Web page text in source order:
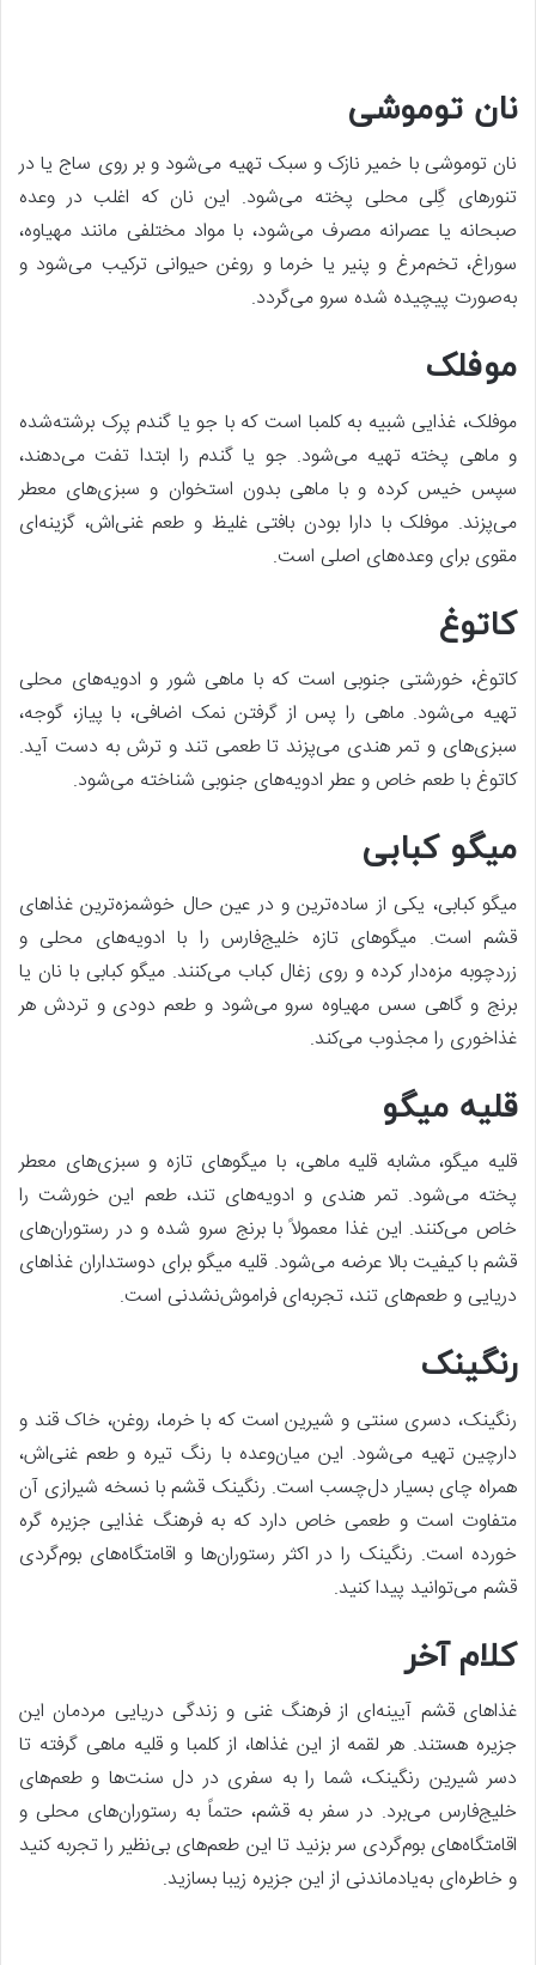
نان توموشی
نان توموشی با خمیر نازک و سبک تهیه می‌شود و بر روی ساج یا در
تنورهای گِلی محلی پخته می‌شود. این نان که اغلب در وعده
صبحانه یا عصرانه مصرف می‌شود، با مواد مختلفی مانند مهیاوه،
سوراغ، تخم‌مرغ و پنیر یا خرما و روغن حیوانی ترکیب می‌شود و
به‌صورت پیچیده ‌شده سرو می‌گردد.
موفلک
موفلک، غذایی شبیه به کلمبا است که با جو یا گندم پرک برشته‌شده
و ماهی پخته تهیه می‌شود. جو یا گندم را ابتدا تفت می‌دهند،
سپس خیس کرده و با ماهی بدون استخوان و سبزی‌های معطر
می‌پزند. موفلک با دارا بودن بافتی غلیظ و طعم غنی‌اش، گزینه‌ای
مقوی برای وعده‌های اصلی است.
کاتوغ
کاتوغ، خورشتی جنوبی است که با ماهی شور و ادویه‌های محلی
تهیه می‌شود. ماهی را پس از گرفتن نمک اضافی، با پیاز، گوجه،
سبزی‌های و تمر هندی می‌پزند تا طعمی تند و ترش به دست آید.
کاتوغ با طعم خاص و عطر ادویه‌های جنوبی شناخته می‌شود.
میگو کبابی
میگو کبابی، یکی از ساده‌ترین و در عین حال خوشمزه‌ترین غذاهای
قشم است. میگوهای تازه خلیج‌فارس را با ادویه‌های محلی و
زردچوبه مزه‌دار کرده و روی زغال کباب می‌کنند. میگو کبابی با نان یا
برنج و گاهی سس مهیاوه سرو می‌شود و طعم دودی و تردش هر
غذا‌خوری را مجذوب می‌کند.
قلیه میگو
قلیه میگو، مشابه قلیه ماهی، با میگوهای تازه و سبزی‌های معطر
پخته می‌شود. تمر هندی و ادویه‌های تند، طعم این خورشت را
خاص می‌کنند. این غذا معمولاً با برنج سرو شده و در رستوران‌های
قشم با کیفیت بالا عرضه می‌شود. قلیه میگو برای دوستداران غذاهای
دریایی و طعم‌های تند، تجربه‌ای فراموش‌نشدنی است.
رنگینک
رنگینک، دسری سنتی و شیرین است که با خرما، روغن، خاک قند و
دارچین تهیه می‌شود. این میان‌وعده با رنگ تیره و طعم غنی‌اش،
همراه چای بسیار دل‌چسب است. رنگینک قشم با نسخه شیرازی آن
متفاوت است و طعمی خاص دارد که به فرهنگ غذایی جزیره گره
خورده است. رنگینک را در اکثر رستوران‌ها و اقامتگاه‌های بوم‌گردی
قشم می‌توانید پیدا کنید.
کلام آخر
غذاهای قشم آیینه‌ای از فرهنگ غنی و زندگی دریایی مردمان این
جزیره‌ هستند. هر لقمه از این غذاها، از کلمبا و قلیه ماهی گرفته تا
دسر شیرین رنگینک، شما را به سفری در دل سنت‌ها و طعم‌های
خلیج‌فارس می‌برد. در سفر به قشم، حتماً به رستوران‌های محلی و
اقامتگاه‌های بوم‌گردی سر بزنید تا این طعم‌های بی‌نظیر را تجربه کنید
و خاطره‌ای به‌یادماندنی از این جزیره زیبا بسازید.